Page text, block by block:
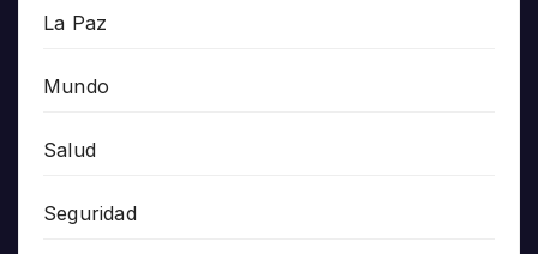
La Paz
Mundo
Salud
Seguridad